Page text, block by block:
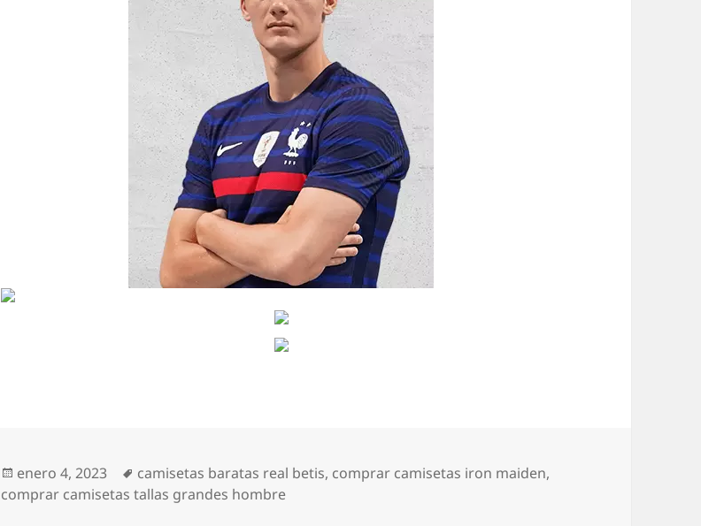
Publicado
el
enero 4, 2023 Etiquetas
camisetas baratas real betis, comprar camisetas iron maiden,
comprar camisetas tallas grandes hombre